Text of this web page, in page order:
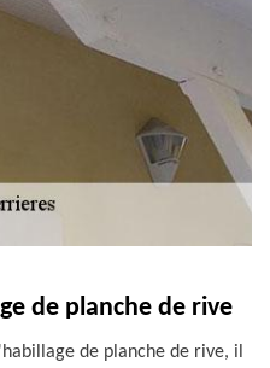
de planche de rive
de planche de rive, il